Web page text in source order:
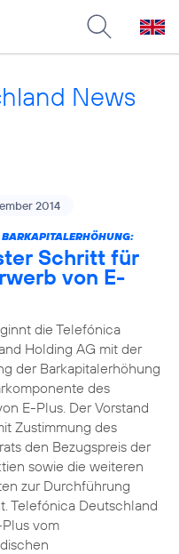
News
2014
BARKAPITALERHÖHUNG:
Schritt für
von E-
die Telefónica
Holding AG mit der
der Barkapitalerhöhung
des
E-Plus. Der Vorstand
Zustimmung des
den Bezugspreis der
sowie die weiteren
zur Durchführung
Telefónica Deutschland
vom